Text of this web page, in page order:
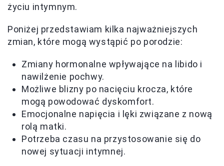
życiu intymnym.
Poniżej przedstawiam kilka najważniejszych
zmian, które mogą wystąpić po porodzie:
Zmiany hormonalne wpływające na libido i
nawilżenie pochwy.
Możliwe blizny po nacięciu krocza, które
mogą powodować dyskomfort.
Emocjonalne napięcia i lęki związane z nową
rolą matki.
Potrzeba czasu na przystosowanie się do
nowej sytuacji intymnej.